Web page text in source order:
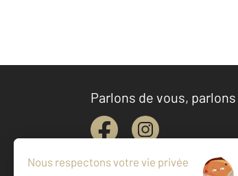
Parlons de vous,